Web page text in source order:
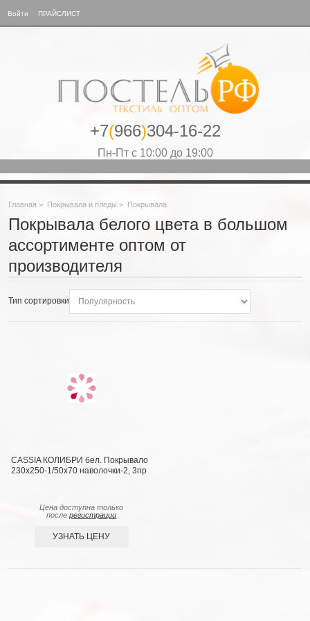
Войти ПРАЙСЛИСТ
+7(966)304-16-22
Пн-Пт с 10:00 до 19:00
Главная > Покрывала и пледы > Покрывала
Покрывала белого цвета в большом
ассортименте оптом от
производителя
Тип сортировки
CASSIA КОЛИБРИ бел. Покрывало
230x250-1/50х70 наволочки-2, 3пр
Цена доступна только
послерегистрации
УЗНАТЬ ЦЕНУ